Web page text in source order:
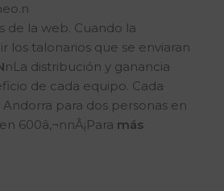
de la web. Cuando la
los talonarios que se enviaran
nLa distribución y ganancia
de cada equipo. Cada
para dos personas en
600â‚¬nnÂ¡Para más